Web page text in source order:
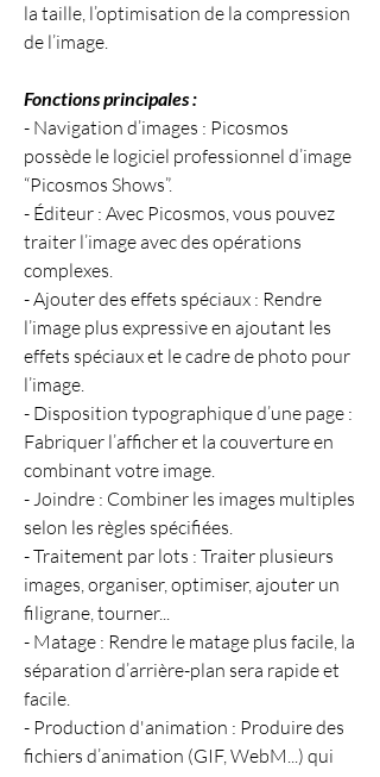
la taille, l’optimisation de la compression
de l’image.
Fonctions principales :
- Navigation d’images : Picosmos
possède le logiciel professionnel d’image
“Picosmos Shows”.
- Éditeur : Avec Picosmos, vous pouvez
traiter l’image avec des opérations
complexes.
- Ajouter des effets spéciaux : Rendre
l’image plus expressive en ajoutant les
effets spéciaux et le cadre de photo pour
l’image.
- Disposition typographique d’une page :
Fabriquer l’afficher et la couverture en
combinant votre image.
- Joindre : Combiner les images multiples
selon les règles spécifiées.
- Traitement par lots : Traiter plusieurs
images, organiser, optimiser, ajouter un
filigrane, tourner...
- Matage : Rendre le matage plus facile, la
séparation d’arrière-plan sera rapide et
facile.
- Production d'animation : Produire des
fichiers d’animation (GIF, WebM...) qui